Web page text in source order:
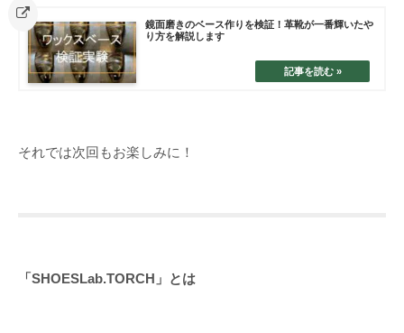
鏡面磨きのベース作りを検証！革靴が一番輝いたや
り方を解説します
それでは次回もお楽しみに！
「SHOESLab.TORCH」とは